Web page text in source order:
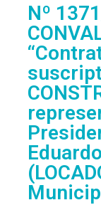
Nº